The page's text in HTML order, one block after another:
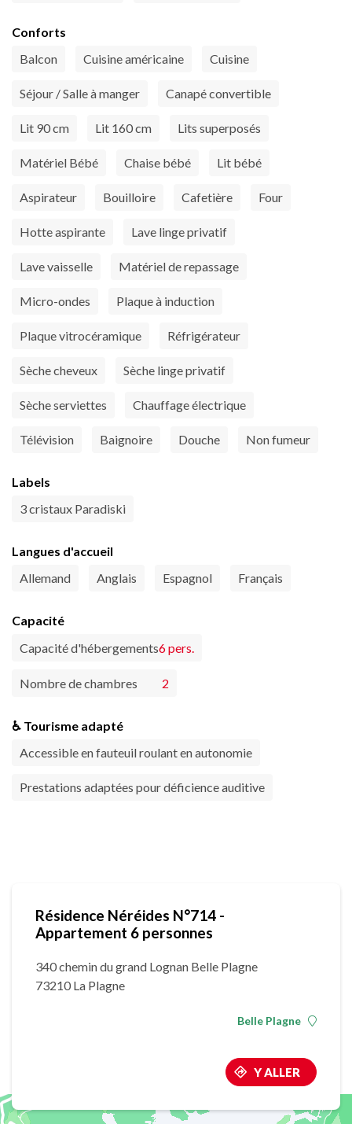
Conforts
Balcon
Cuisine américaine Cuisine
Séjour / Salle à manger Canapé convertible
Lit 90 cm Lit 160 cm Lits superposés
Matériel Bébé Chaise bébé Lit bébé
Aspirateur Bouilloire Cafetière Four
Hotte aspirante Lave linge privatif
Lave vaisselle Matériel de repassage
Micro-ondes Plaque à induction
Plaque vitrocéramique Réfrigérateur
Sèche cheveux Sèche linge privatif
Sèche serviettes Chauffage électrique
Télévision Baignoire Douche Non fumeur
Labels
3 cristaux Paradiski
Langues d'accueil
Allemand
Anglais Espagnol Français
Capacité
Capacité d'hébergements6 pers.
Nombre de chambres 2
♿ Tourisme adapté
Accessible en fauteuil roulant en autonomie
Prestations adaptées pour déficience auditive
Résidence Néréides N°714 -
Appartement 6 personnes
340 chemin du grand Lognan Belle Plagne
73210 La Plagne
Belle Plagne
Y ALLER